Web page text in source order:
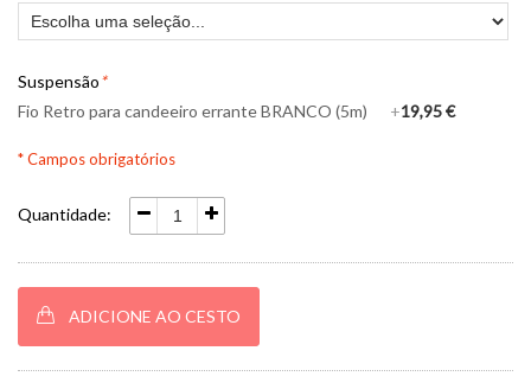
Suspensão*
Fio Retro para candeeiro errante BRANCO (5m)
+19,95 €
* Campos obrigatórios
Quantidade:
ADICIONE AO CESTO